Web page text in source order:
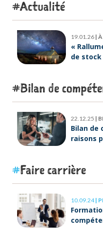
Actualité
19.01.26 |
«
de stock
Bilan de
22.12.25 |
Bilan de
raisons
Faire carrière
10.09.24|